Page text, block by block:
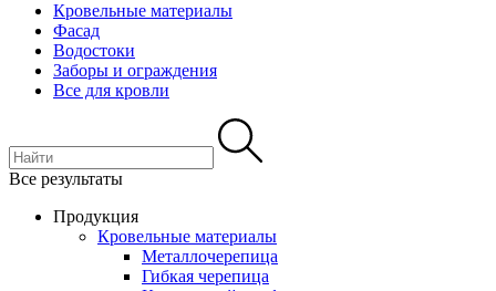
Кровельные материалы
Фасад
Водостоки
Заборы и ограждения
Все для кровли
Все результаты
Продукция
Кровельные материалы
Металлочерепица
Гибкая черепица